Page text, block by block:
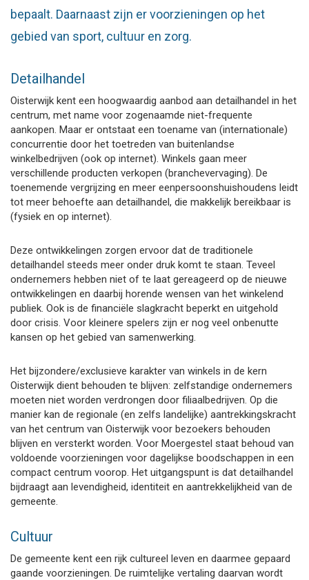
bepaalt. Daarnaast zijn er voorzieningen op het
gebied van sport, cultuur en zorg.
Detailhandel
Oisterwijk kent een hoogwaardig aanbod aan detailhandel in het
centrum, met name voor zogenaamde niet-frequente
aankopen. Maar er ontstaat een toename van (internationale)
concurrentie door het toetreden van buitenlandse
winkelbedrijven (ook op internet). Winkels gaan meer
verschillende producten verkopen (branchevervaging). De
toenemende vergrijzing en meer eenpersoonshuishoudens leidt
tot meer behoefte aan detailhandel, die makkelijk bereikbaar is
(fysiek en op internet).
Deze ontwikkelingen zorgen ervoor dat de traditionele
detailhandel steeds meer onder druk komt te staan. Teveel
ondernemers hebben niet of te laat gereageerd op de nieuwe
ontwikkelingen en daarbij horende wensen van het winkelend
publiek. Ook is de financiële slagkracht beperkt en uitgehold
door crisis. Voor kleinere spelers zijn er nog veel onbenutte
kansen op het gebied van samenwerking.
Het bijzondere/exclusieve karakter van winkels in de kern
Oisterwijk dient behouden te blijven: zelfstandige ondernemers
moeten niet worden verdrongen door filiaalbedrijven. Op die
manier kan de regionale (en zelfs landelijke) aantrekkingskracht
van het centrum van Oisterwijk voor bezoekers behouden
blijven en versterkt worden. Voor Moergestel staat behoud van
voldoende voorzieningen voor dagelijkse boodschappen in een
compact centrum voorop. Het uitgangspunt is dat detailhandel
bijdraagt aan levendigheid, identiteit en aantrekkelijkheid van de
gemeente.
Cultuur
De gemeente kent een rijk cultureel leven en daarmee gepaard
gaande voorzieningen. De ruimtelijke vertaling daarvan wordt